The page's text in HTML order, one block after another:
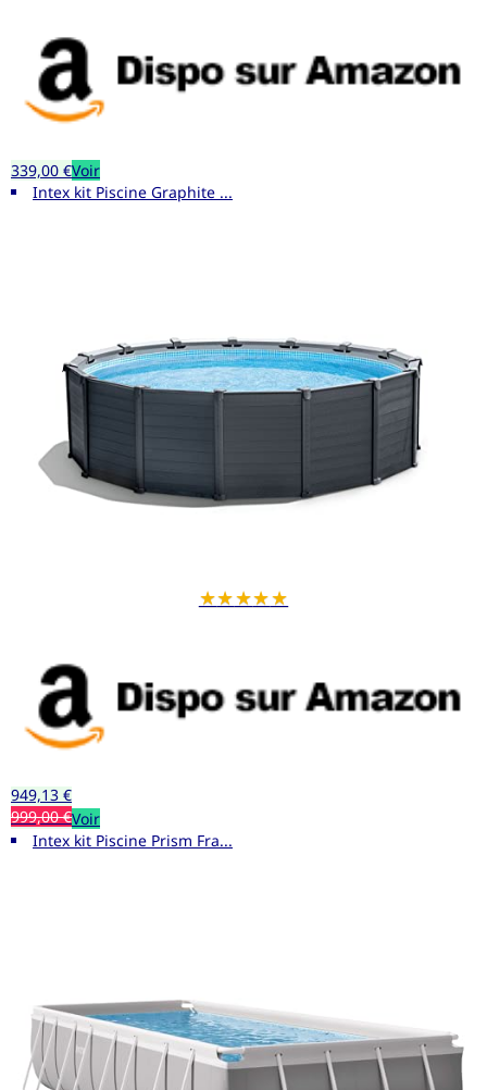
339,00 €Voir
Intex kit Piscine Graphite ...
★★★★★
949,13 €
999,00 €Voir
Intex kit Piscine Prism Fra...